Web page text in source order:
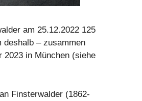
am 25.12.2022 125
deshalb – zusammen
2023 in München (siehe
Finsterwalder (1862-